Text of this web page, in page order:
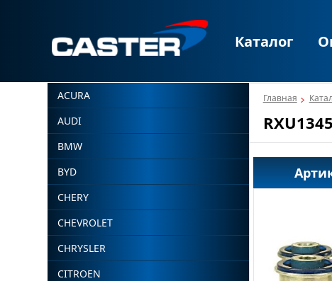
Каталог
ACURA
AUDI
BMW
BYD
CHERY
CHEVROLET
CHRYSLER
CITROEN
Главная
RXU1345